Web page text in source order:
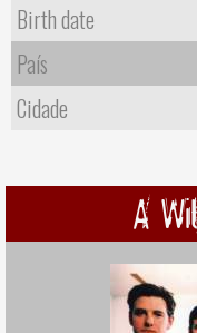
Birth date
País
Cidade
A